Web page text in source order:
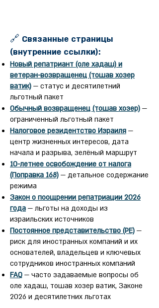
🔗 Связанные страницы
(внутренние ссылки):
Новый репатриант (оле хадаш) и
ветеран-возвращенец (тошав хозер
ватик) — статус и десятилетний
льготный пакет
Обычный возвращенец (тошав хозер) —
ограниченный льготный пакет
Налоговое резидентство Израиля —
центр жизненных интересов, дата
начала и разрыва, зелёный маршрут
10-летнее освобождение от налога
(Поправка 168) — детальное содержание
режима
Закон о поощрении репатриации 2026
года — льготы на доходы из
израильских источников
Постоянное представительство (PE) —
риск для иностранных компаний и их
основателей, владельцев и ключевых
сотрудников иностранных компаний
FAQ — часто задаваемые вопросы об
оле хадаш, тошав хозер ватик, Законе
2026 и десятилетних льготах